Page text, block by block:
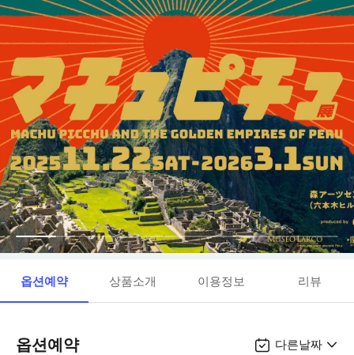
옵션예약 상품소개 이용정보 리뷰
옵션예약 다른날짜